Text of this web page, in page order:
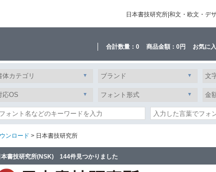
日本書技研究所|和文・欧文・デ
合計数量： 0 商品金額： 0円 お気に
ンロード > 日本書技研究所
本書技研究所(NSK) 144件見つかりました